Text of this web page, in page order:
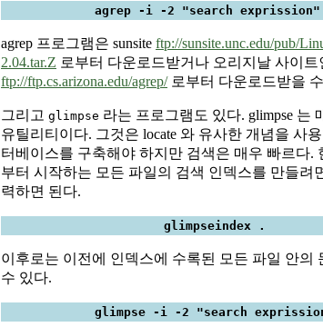
agrep -i -2 "search
agrep 프로그램은 sunsite ftp://sunsite.unc.edu/pub/
2.04.tar.Z 로부터 다운로드받거나 오리지날 사이트
ftp://ftp.cs.arizona.edu/agrep/로부터 다운로드받을
그리고 glimpse 라는 프로그램도 있다. glimpse 는
유틸리티이다. 그것은 locate 와 유사한 개념을 사용
터베이스를 구축해야 하지만 검색은 매우 빠르다.
부터 시작하는 모든 파일의 검색 인덱스를 만들려
력하면 된다.
glimpseindex .
이후로는 이전에 인덱스에 수록된 모든 파일 안의
수 있다.
glimpse -i -2 "search